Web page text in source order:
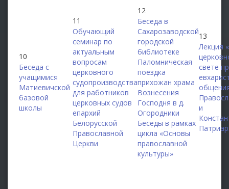
10
Беседа с
учащимися
Матиевичской
базовой
школы
11
Обучающий
семинар по
актуальным
вопросам
церковного
судопроизводства
для работников
церковных судов
епархий
Белорусской
Православной
Церкви
12
Беседа в
Сахарозаводской
городской
библиотеке
Паломническая
поездка
прихожан храма
Вознесения
Господня в д.
Огородники
Беседы в рамках
цикла «Основы
православной
культуры»
13
Лекция
свете
и